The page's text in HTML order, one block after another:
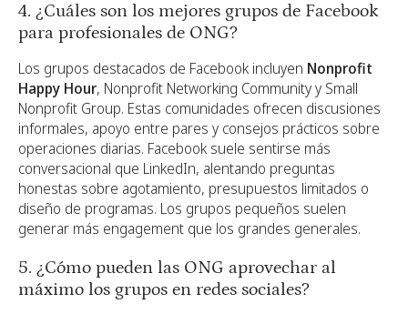
4. ¿Cuáles son los mejores grupos de Facebook
para profesionales de ONG?
Los grupos destacados de Facebook incluyen Nonprofit
Happy Hour, Nonprofit Networking Community y Small
Nonprofit Group. Estas comunidades ofrecen discusiones
informales, apoyo entre pares y consejos prácticos sobre
operaciones diarias. Facebook suele sentirse más
conversacional que LinkedIn, alentando preguntas
honestas sobre agotamiento, presupuestos limitados o
diseño de programas. Los grupos pequeños suelen
generar más engagement que los grandes generales.
5. ¿Cómo pueden las ONG aprovechar al
máximo los grupos en redes sociales?